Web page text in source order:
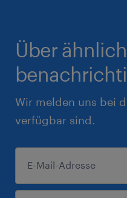
Über
Wir melden uns bei
verfügbar sind.